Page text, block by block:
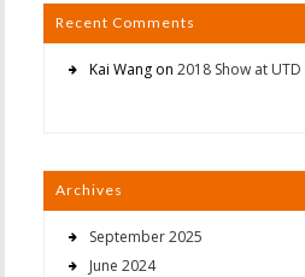
Recent Comments
Kai Wangon 2018 Show at UTD
Archives
September 2025
June 2024